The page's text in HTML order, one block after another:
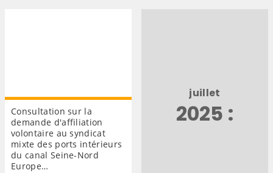
Consultation sur la
demande d'affiliation
volontaire au syndicat
mixte des ports intérieurs
du canal Seine-Nord
Europe…
juillet
2025 :